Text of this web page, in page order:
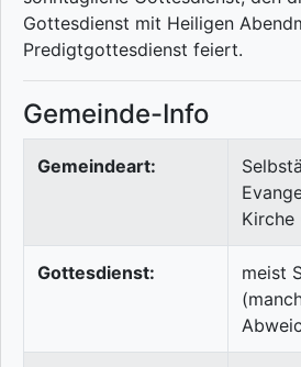
Gottesdienst mit Heiligen
Predigtgottesdienst feiert.
Gemeinde-Info
Gemeindeart:
Kirche
Gottesdienst:
meist